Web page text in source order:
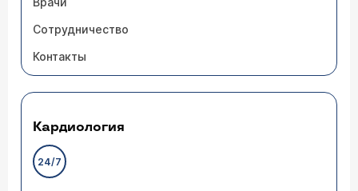
Сотрудничество
Контакты
Кардиология
24/7